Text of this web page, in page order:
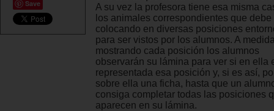
Save
A su vez la profesora tiene esa misma
los animales correspondientes que debe
colocando en diversas posiciones
para ser vistos por los alumnos. A
mostrando cada posición los alumnos
observarán su lámina para ver si en ella
representada esa posición y, si es así,
sobre ella una ficha, hasta que un
consiga completar todas las posiciones
aparecen en su lámina.